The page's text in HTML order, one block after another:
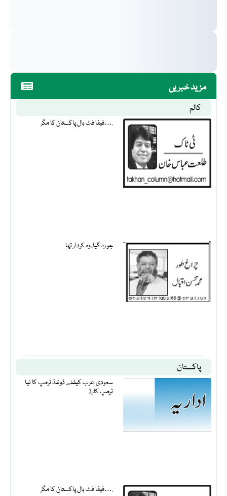
مزید خبریں
کالم
فیفا فٹ بال پاکستان کا مگر….
جو رہ گیا، وہ کردار تھا
پاکستان
سعودی عرب کیلئے ڈونلڈ ٹرمپ کا نیا
ٹرمپ کارڈ
فیفا فٹ بال پاکستان کا مگر….